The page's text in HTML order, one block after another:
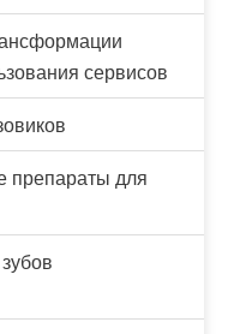
сервисов
препараты для